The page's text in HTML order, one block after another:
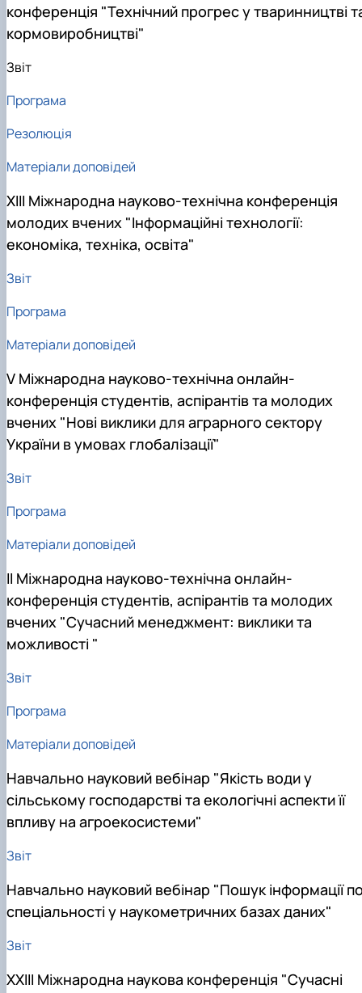
конференція "Технічний прогрес у тваринництві
кормовиробництві"
Звіт
Програма
Резолюція
Матеріали доповідей
ХІІІ Міжнародна науково-технічна конференція
молодих вчених "Інформаційні технології:
економіка, техніка, освіта"
Звіт
Програма
Матеріали доповідей
V Міжнародна науково-технічна онлайн-
конференція студентів, аспірантів та молодих
вчених "Нові виклики для аграрного сектору
України в умовах глобалізації"
Звіт
Програма
Матеріали доповідей
ІІ Міжнародна науково-технічна онлайн-
конференція студентів, аспірантів та молодих
вчених "Сучасний менеджмент: виклики та
можливості "
Звіт
Програма
Матеріали доповідей
Навчально науковий вебінар "Якість води у
сільському господарстві та екологічні аспекти її
впливу на агроекосистеми"
Звіт
Навчально науковий вебінар "Пошук інформації
спеціальності у наукометричних базах даних"
Звіт
ХХІІІ Міжнародна наукова конференція "Сучасні